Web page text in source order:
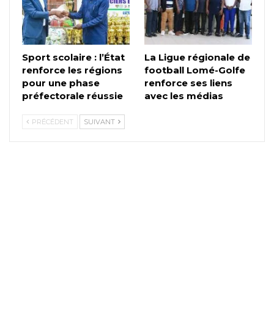
Sport scolaire : l’État
renforce les régions
pour une phase
préfectorale réussie
La Ligue régionale de
football Lomé-Golfe
renforce ses liens
avec les médias
PRÉCÉDENT SUIVANT